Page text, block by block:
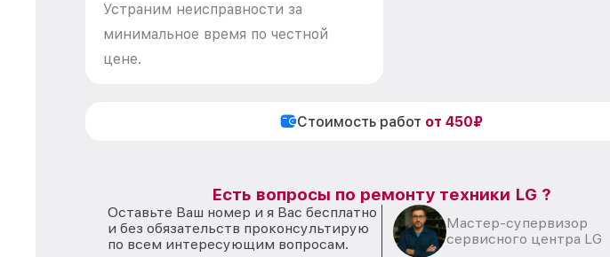
Устраним неисправности за
минимальное время по честной
цене.
Стоимость работ от 450₽
Есть вопросы по ремонту техники LG ?
Оставьте Ваш номер и я Вас бесплатно
и без обязательств проконсультирую
по всем интересующим вопросам.
Мастер-супервизор
сервисного центра LG